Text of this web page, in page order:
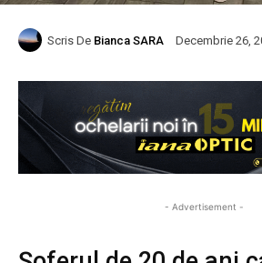
Scris De Bianca SARA Decembrie 26,
- Advertisement -